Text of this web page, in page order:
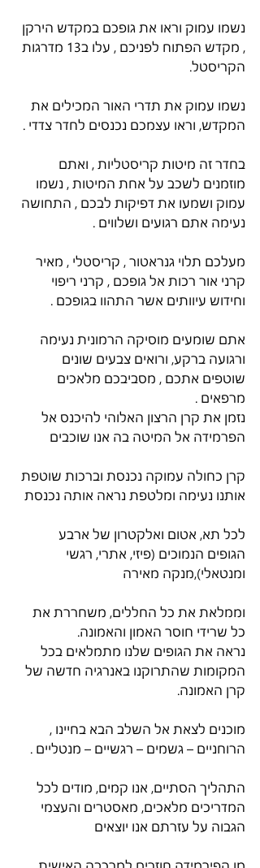
נשמו עמוק וראו את גופכם במקדש הירקן
, מקדש הפתוח לפניכם , עלו ב13 מדרגות
הקריסטל.
נשמו עמוק את תדרי האור המכילים את
המקדש, וראו עצמכם נכנסים לחדר צדדי .
בחדר זה מיטות קריסטליות , ואתם
מוזמנים לשכב על אחת המיטות , נשמו
עמוק ושמעו את דפיקות לבכם , התחושה
נעימה אתם רגועים ושלווים .
מעלכם תלוי גנראטור , קריסטלי , מאיר
קרני אור רכות אל גופכם , קרני ריפוי
וחידוש עיוותים אשר התהוו בגופכם .
אתם שומעים מוסיקה הרמונית נעימה
ורגועה ברקע, ורואים צבעים שונים
שוטפים אתכם , מסביבכם מלאכים
מרפאים .
נזמן את קרן הרצון האלוהי להיכנס אל
הפרמידה אל המיטה בה אנו שוכבים
קרן כחולה עמוקה נכנסת וברכות שוטפת
אותנו נעימה ומלטפת נראה אותה נכנסת
לכל תא, אטום ואלקטרון של ארבע
הגופים הנמוכים (פיזי, אתרי, רגשי
ומנטאלי),מנקה מאירה
וממלאת את כל החללים, משחררת את
כל שרידי חוסר האמון והאמונה.
נראה את הגופים שלנו מתמלאים בכל
המקומות שהתרוקנו באנרגיה חדשה של
קרן האמונה.
מוכנים לצאת אל השלב הבא בחיינו ,
הרוחניים – גשמים – רגשיים – מנטליים .
התהליך הסתיים, אנו קמים, מודים לכל
המדריכים מלאכים, מאסטרים והעצמי
הגבוה על עזרתם אנו יוצאים